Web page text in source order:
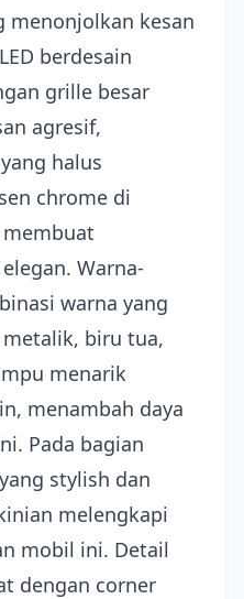
menonjolkan kesan
berdesain
grille besar
agresif,
halus
chrome di
Warna-
warna yang
biru tua,
menarik
menambah daya
Pada bagian
stylish dan
melengkapi
mobil ini. Detail
dengan corner